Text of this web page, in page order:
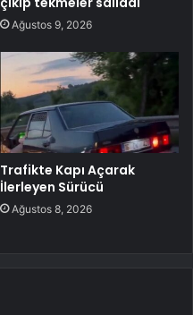
Ağustos 9, 2026
Trafikte Kapı Açarak
İlerleyen Sürücü
Ağustos 8, 2026